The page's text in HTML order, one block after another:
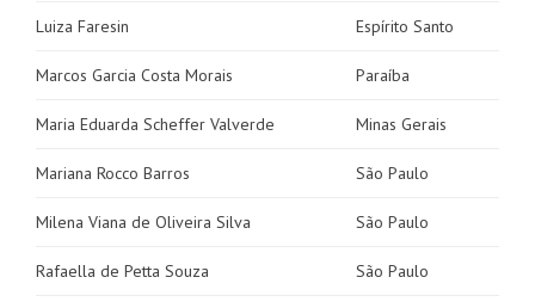
Luiza Faresin Espírito Santo
Marcos Garcia Costa Morais Paraíba
Maria Eduarda Scheffer Valverde Minas Gerais
Mariana Rocco Barros São Paulo
Milena Viana de Oliveira Silva São Paulo
Rafaella de Petta Souza São Paulo